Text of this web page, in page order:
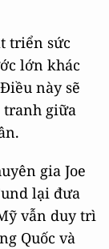
triển sức
lớn khác
này sẽ
tranh giữa
gia Joe
lại đưa
vẫn duy trì
Quốc và